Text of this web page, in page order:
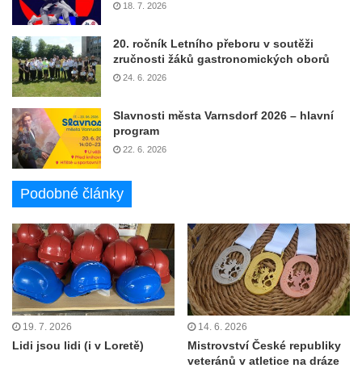
18. 7. 2026
20. ročník Letního přeboru v soutěži
zručnosti žáků gastronomických oborů
24. 6. 2026
Slavnosti města Varnsdorf 2026 – hlavní
program
22. 6. 2026
Podobné články
19. 7. 2026
Lidi jsou lidi (i v Loretě)
14. 6. 2026
Mistrovství České republiky
veteránů v atletice na dráze